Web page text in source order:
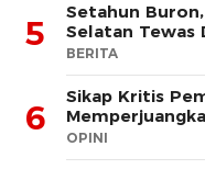
5
Setahun
Selatan Tewas
BERITA
6
Sikap Kritis
OPINI